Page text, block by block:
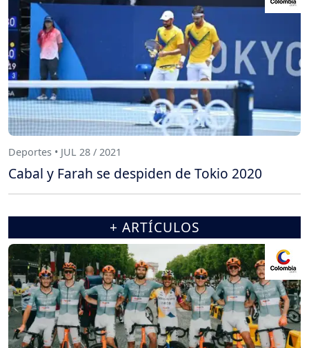
Deportes • JUL 28 / 2021
Cabal y Farah se despiden de Tokio 2020
+ ARTÍCULOS